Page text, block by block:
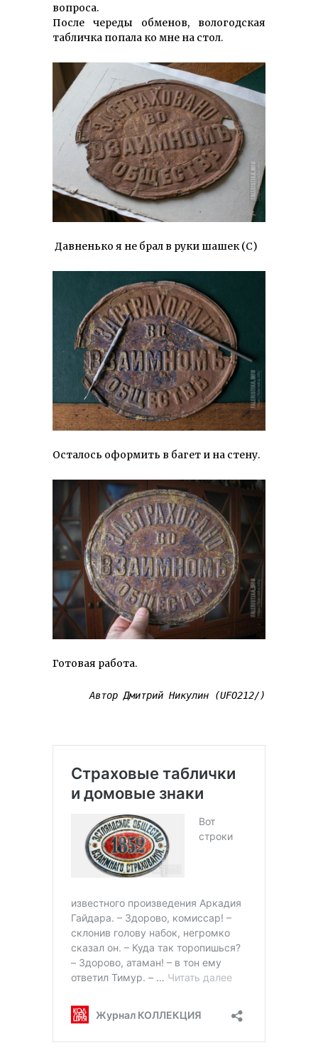
вопроса.
После череды обменов, вологодская
табличка попала ко мне на стол.
Давненько я не брал в руки шашек (С)
Осталось оформить в багет и на стену.
Готовая работа.
Автор Дмитрий Никулин (UFO212/)